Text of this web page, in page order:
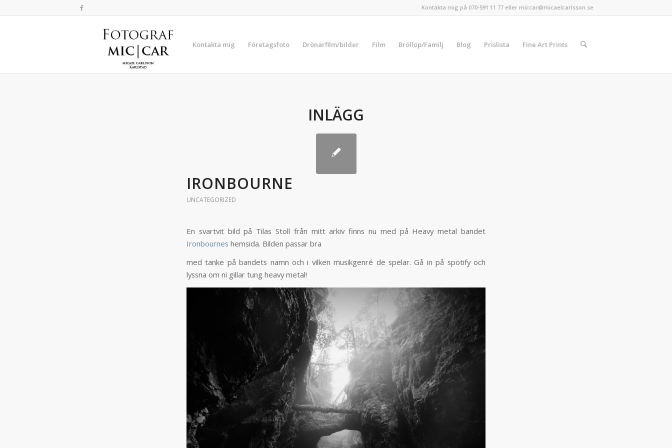
Kontakta mig på 070-591 11 77 eller miccar@micaelcarlsson.se
Kontakta mig Företagsfoto Drönarfilm/bilder Film Bröllop/Familj Blog Prislista Fine Art Prints
INLÄGG
IRONBOURNE
UNCATEGORIZED
En svartvit bild på Tilas Stoll från mitt arkiv finns nu med på Heavy metal bandet
Ironbournes hemsida. Bilden passar bra
med tanke på bandets namn och i vilken musikgenré de spelar. Gå in på spotify och
lyssna om ni gillar tung heavy metal!